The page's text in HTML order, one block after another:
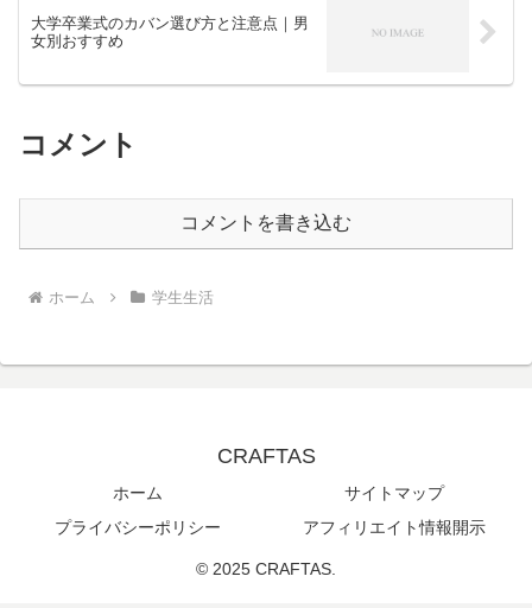
大学卒業式のカバン選び方と注意点｜男
女別おすすめ
コメント
コメントを書き込む
ホーム 学生生活
CRAFTAS
ホーム
サイトマップ
プライバシーポリシー
アフィリエイト情報開示
© 2025 CRAFTAS.